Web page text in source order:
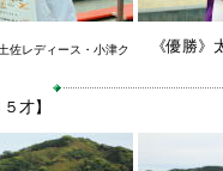
土佐レディース・小津ク
《優勝
才】